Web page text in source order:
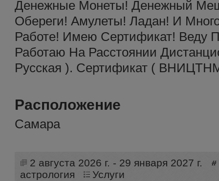
Денежные Монеты! Денежный
Обереги! Амулеты! Ладан! И
Работе! Имею Сертификат! Веду
Работаю На Расстоянии
Русская ). Сертификат (
Расположение
Самара
2 августа 2026 г. - 29 января 2027 г.
астрология
Услуги